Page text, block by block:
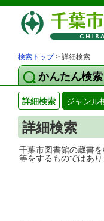
検索トップ> 詳細検索
かんたん検索
詳細検索 ジャンル
詳細検索
千葉市図書館
等をするものではあり